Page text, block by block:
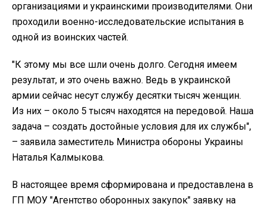
организациями и украинскими производителями. Они
проходили военно-исследовательские испытания в
одной из воинских частей.
"К этому мы все шли очень долго. Сегодня имеем
результат, и это очень важно. Ведь в украинской
армии сейчас несут службу десятки тысяч женщин.
Из них – около 5 тысяч находятся на передовой. Наша
задача – создать достойные условия для их службы",
– заявила заместитель Министра обороны Украины
Наталья Калмыкова.
В настоящее время сформирована и предоставлена в
ГП МОУ "Агентство оборонных закупок" заявку на